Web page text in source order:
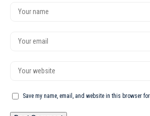
Save my name, email, and website in this browser